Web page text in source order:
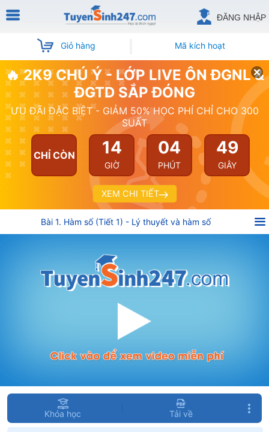
ĐĂNG NHẬP
Giỏ hàng Mã kích hoạt
🔥 2K9 CHÚ Ý - LỚP LIVE ÔN ĐGNL &
ĐGTD SẮP ĐÓNG
ƯU ĐÃI ĐẶC BIỆT - GIẢM 50% HỌC PHÍ CHỈ CHO 300
SUẤT
CHỈ CÒN 14
GIỜ
04
PHÚT
49
GIÂY
XEM CHI TIẾT
Bài 1. Hàm số (Tiết 1) - Lý thuyết và hàm số
Khóa học Tải về